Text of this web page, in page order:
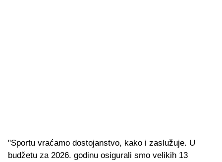
"Sportu vraćamo dostojanstvo, kako i zaslužuje. U
budžetu za 2026. godinu osigurali smo velikih 13